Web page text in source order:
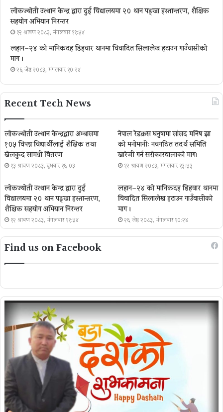
लोकज्योती उत्थान केन्द्र द्वारा दुई विद्यालयमा २० थान पङ्खा हस्तान्तरण, शैक्षिक
सहयोग अभियान निरन्तर
१२ श्रावण २०८३, मंगलवार ११:५४
लहान–२४ को मानिकदह डिहवार थानमा विवादित सिलालेख हटाउन गाउँवासीको
माग ।
२६ जेष्ठ २०८३, मंगलवार १०:२४
Recent Tech News
लोकज्योती उत्थान केन्द्रद्वारा अम्बासमा
१०५ विपन्न विद्यार्थीलाई शैक्षिक तथा
खेलकुद सामग्री वितरण
१३ श्रावण २०८३, बुधबार १६:०३
नेपाल रेडक्रस धनुषामा सांसद मनिष झा
को मनोमानी: नवगठित तदर्थ समिति
खारेजी गर्न सरोकारवालाको माग।
१२ श्रावण २०८३, मंगलवार १३:५३
लोकज्योती उत्थान केन्द्र द्वारा दुई
विद्यालयमा २० थान पङ्खा हस्तान्तरण,
शैक्षिक सहयोग अभियान निरन्तर
१२ श्रावण २०८३, मंगलवार ११:५४
लहान–२४ को मानिकदह डिहवार थानमा
विवादित सिलालेख हटाउन गाउँवासीको
माग ।
२६ जेष्ठ २०८३, मंगलवार १०:२४
Find us on Facebook